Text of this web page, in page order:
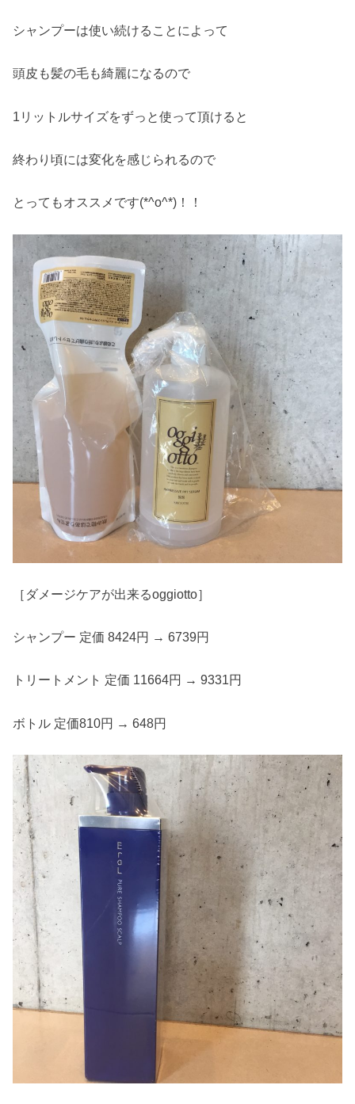
シャンプーは使い続けることによって
頭皮も髪の毛も綺麗になるので
1リットルサイズをずっと使って頂けると
終わり頃には変化を感じられるので
とってもオススメです(*^o^*)！！
［ダメージケアが出来るoggiotto］
シャンプー 定価 8424円 → 6739円
トリートメント 定価 11664円 → 9331円
ボトル 定価810円 → 648円